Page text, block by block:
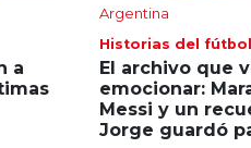
a
Argentina
Historias del
El archivo que
emocionar:
Messi y un
Jorge guardó